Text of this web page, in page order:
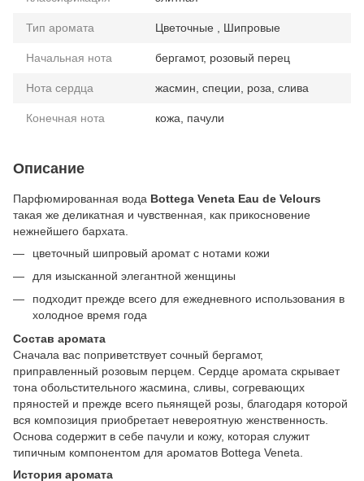
Тип аромата Цветочные , Шипровые
Начальная нота бергамот, розовый перец
Нота сердца жасмин, специи, роза, слива
Конечная нота кожа, пачули
Описание
Парфюмированная вода Bottega Veneta Eau de Velours
такая же деликатная и чувственная, как прикосновение
нежнейшего бархата.
цветочный шипровый аромат с нотами кожи
для изысканной элегантной женщины
подходит прежде всего для ежедневного использования в
холодное время года
Состав аромата
Сначала вас поприветствует сочный бергамот,
приправленный розовым перцем. Сердце аромата скрывает
тона обольстительного жасмина, сливы, согревающих
пряностей и прежде всего пьянящей розы, благодаря которой
вся композиция приобретает невероятную женственность.
Основа содержит в себе пачули и кожу, которая служит
типичным компонентом для ароматов Bottega Veneta.
История аромата